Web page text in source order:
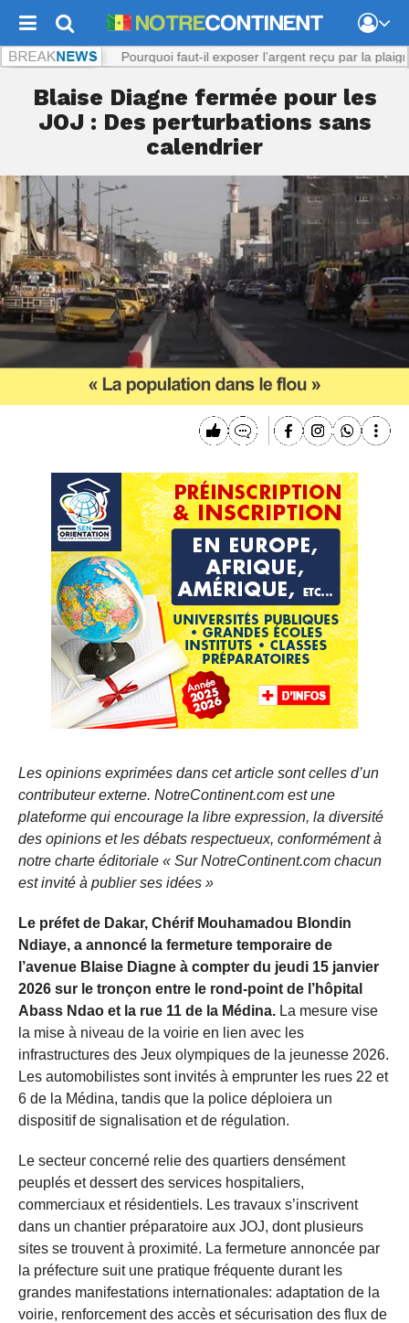
présumé : Pourquoi faut-il exposer l’argent reçu par la plaignante ?
Blaise Diagne fermée pour les
JOJ : Des perturbations sans
calendrier
Les opinions exprimées dans cet article sont celles d’un
contributeur externe. NotreContinent.com est une
plateforme qui encourage la libre expression, la diversité
des opinions et les débats respectueux, conformément à
notre charte éditoriale « Sur NotreContinent.com chacun
est invité à publier ses idées »
Le préfet de Dakar, Chérif Mouhamadou Blondin
Ndiaye, a annoncé la fermeture temporaire de
l’avenue Blaise Diagne à compter du jeudi 15 janvier
2026 sur le tronçon entre le rond-point de l’hôpital
Abass Ndao et la rue 11 de la Médina. La mesure vise
la mise à niveau de la voirie en lien avec les
infrastructures des Jeux olympiques de la jeunesse 2026.
Les automobilistes sont invités à emprunter les rues 22 et
6 de la Médina, tandis que la police déploiera un
dispositif de signalisation et de régulation.
Le secteur concerné relie des quartiers densément
peuplés et dessert des services hospitaliers,
commerciaux et résidentiels. Les travaux s’inscrivent
dans un chantier préparatoire aux JOJ, dont plusieurs
sites se trouvent à proximité. La fermeture annoncée par
la préfecture suit une pratique fréquente durant les
grandes manifestations internationales: adaptation de la
voirie, renforcement des accès et sécurisation des flux de